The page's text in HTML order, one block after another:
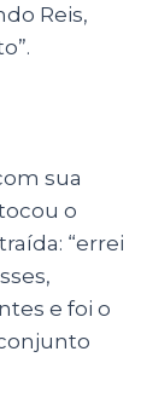
Reis,
sua
o
“errei
e foi o